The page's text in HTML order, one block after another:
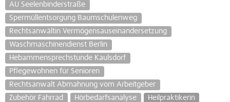
AU Seelenbinderstraße
Spermüllentsorgung Baumschulenweg
Rechtsanwältin Vermögensauseinandersetzung
Waschmaschinendienst Berlin
Hebammensprechstunde Kaulsdorf
Pflegewohnen für Senioren
Rechtsanwalt Abmahnung vom Arbeitgeber
Zubehör Fahrrad
Hörbedarfsanalyse
Heilpraktikerin